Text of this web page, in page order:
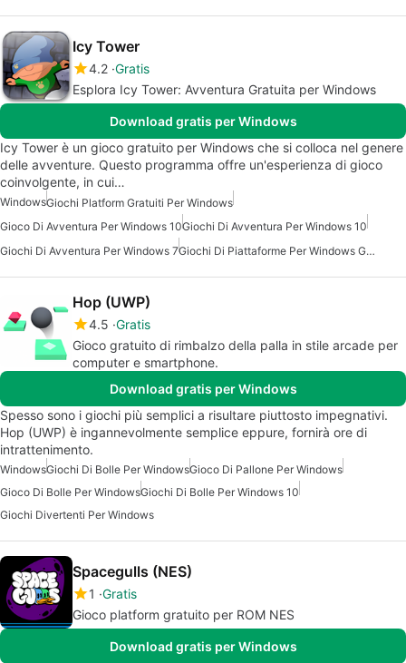
Icy Tower
4.2 Gratis
Esplora Icy Tower: Avventura Gratuita per Windows
Download gratis per Windows
Icy Tower è un gioco gratuito per Windows che si colloca nel genere
delle avventure. Questo programma offre un'esperienza di gioco
coinvolgente, in cui…
WindowsGiochi Platform Gratuiti Per Windows
Gioco Di Avventura Per Windows 10Giochi Di Avventura Per Windows 10
Giochi Di Avventura Per Windows 7
Giochi Di Piattaforme Per Windows Gratuiti
Hop (UWP)
4.5 Gratis
Gioco gratuito di rimbalzo della palla in stile arcade per
computer e smartphone.
Download gratis per Windows
Spesso sono i giochi più semplici a risultare piuttosto impegnativi.
Hop (UWP) è ingannevolmente semplice eppure, fornirà ore di
intrattenimento.
WindowsGiochi Di Bolle Per WindowsGioco Di Pallone Per Windows
Gioco Di Bolle Per WindowsGiochi Di Bolle Per Windows 10
Giochi Divertenti Per Windows
Spacegulls (NES)
1 Gratis
Gioco platform gratuito per ROM NES
Download gratis per Windows